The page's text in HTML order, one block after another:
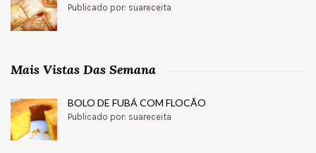
Publicado por: suareceita
Mais Vistas Das Semana
BOLO DE FUBÁ COM FLOCÃO
Publicado por: suareceita